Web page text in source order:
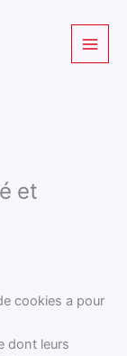
et
cookies a pour
dont leurs